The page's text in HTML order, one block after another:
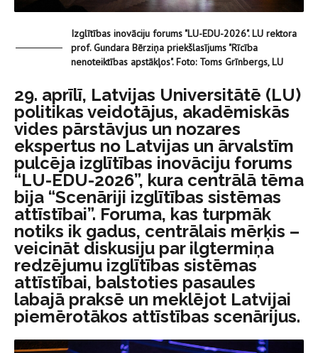
Izglītības inovāciju forums "LU-EDU-2026". LU rektora
prof. Gundara Bērziņa priekšlasījums "Rīcība
nenoteiktības apstākļos". Foto: Toms Grīnbergs, LU
29. aprīlī, Latvijas Universitātē (LU)
politikas veidotājus, akadēmiskās
vides pārstāvjus un nozares
ekspertus no Latvijas un ārvalstīm
pulcēja izglītības inovāciju forums
“LU-EDU-2026”, kura centrālā tēma
bija “Scenāriji izglītības sistēmas
attīstībai”. Foruma, kas turpmāk
notiks ik gadus, centrālais mērķis –
veicināt diskusiju par ilgtermiņa
redzējumu izglītības sistēmas
attīstībai, balstoties pasaules
labajā praksē un meklējot Latvijai
piemērotākos attīstības scenārijus.